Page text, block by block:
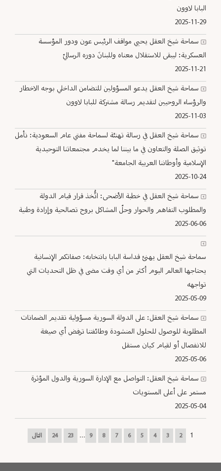
البابا لاوون
2025-11-29
سماحة شيخ العقل يحيي مواقف الرئيس عون ودور المؤسسة
العسكرية: ليبقى للاستقلال معناه وللبنانَ دوره الرساليّ
2025-11-21
سماحة شيخ العقل يدعو المسؤولين للتضامن الداخلي بوجه ‏الاخطار
والرؤساء الروحيين لتقديم رسالة مشتركة للبابا لاوون
2025-11-03
سماحة شيخ العقل في رسالة تهنئة لسماحة مفتي عام السعودية: نأمل
توثيق الصلة والتعاون في ما بيننا لما يخدم مجتمعاتنا التوحيدية
الإسلامية وأوطاننا العربية الجامعة"
2025-10-24
سماحة شيخ العقل في خطبة الأضحى: اتُّخذ قرار قيام الدولة
والمطلوب التفاهم والحوار وحلّ المشاكل بروح تصالحية وإرادة وطنية
2025-06-06
سماحة شيخ العقل يهنئ قداسة البابا بانتخابه: صفاتكم الإنسانية
يحتاجها العالم اليوم أكثر من أي وقت مضى في ظل التحديات التي
تواجهه
2025-05-09
سماحة شيخ العقل: على الدولة السورية مسؤولية تقديم الضمانات
المطلوبة للوصول للحلول المنشودة وطائفتنا ترفض أي صيغة
للانفصال أو لقيام كيان مستقل
2025-05-06
سماحة شيخ العقل: التواصل مع الإدارة السورية والدول المؤثرة
مستمر على أعلى المستويات
2025-05-04
1
2
3
4
5
6
7
8
9
...
23
24 التالى